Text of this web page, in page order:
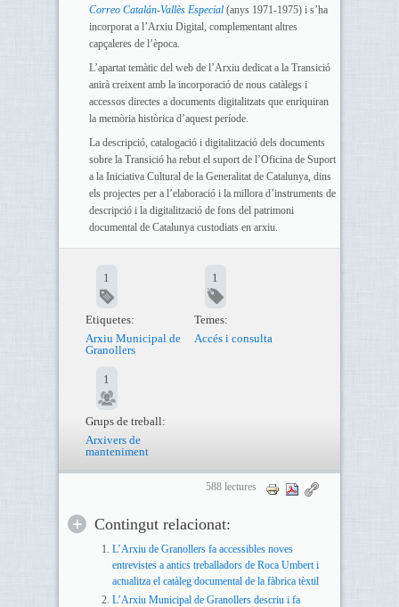
Correo Catalán-Vallès Especial (anys 1971-1975) i s’ha
incorporat a l’Arxiu Digital, complementant altres
capçaleres de l’època.
L’apartat temàtic del web de l’Arxiu dedicat a la Transició
anirà creixent amb la incorporació de nous catàlegs i
accessos directes a documents digitalitzats que enriquiran
la memòria històrica d’aquest període.
La descripció, catalogació i digitalització dels documents
sobre la Transició ha rebut el suport de l’Oficina de Suport
a la Iniciativa Cultural de la Generalitat de Catalunya, dins
els projectes per a l’elaboració i la millora d’instruments de
descripció i la digitalització de fons del patrimoni
documental de Catalunya custodiats en arxiu.
1
Etiquetes:
Arxiu Municipal de
Granollers
1
Temes:
Accés i consulta
1
Grups de treball:
Arxivers de
manteniment
588 lectures
Contingut relacionat:
L’Arxiu de Granollers fa accessibles noves
entrevistes a antics treballadors de Roca Umbert i
actualitza el catàleg documental de la fàbrica tèxtil
L’Arxiu Municipal de Granollers descriu i fa